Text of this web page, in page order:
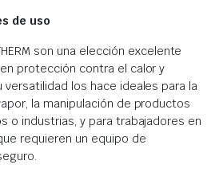
de uso
son una elección excelente
protección contra el calor y
versatilidad los hace ideales para la
la manipulación de productos
o industrias, y para trabajadores en
requieren un equipo de